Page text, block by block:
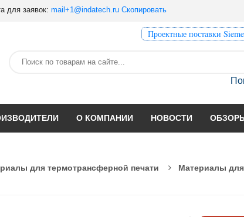
для заявок: mail+1@indatech.ru Скопировать
Проектные поставки
О КОМПАНИИ НОВОСТИ
для термотрансферной печати Материалы для